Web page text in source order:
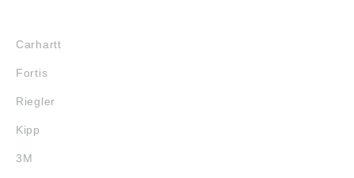
Carhartt
Fortis
Riegler
Kipp
3M